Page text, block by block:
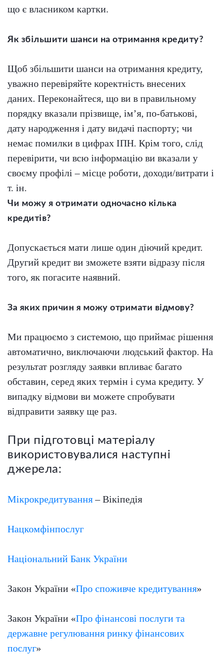
що є власником картки.
Як збільшити шанси на отримання кредиту?
Щоб збільшити шанси на отримання кредиту,
уважно перевіряйте коректність внесених
даних. Переконайтеся, що ви в правильному
порядку вказали прізвище, ім’я, по-батькові,
дату народження і дату видачі паспорту; чи
немає помилки в цифрах ІПН. Крім того, слід
перевірити, чи всю інформацію ви вказали у
своєму профілі – місце роботи, доходи/витрати і
т. ін.
Чи можу я отримати одночасно кілька
кредитів?
Допускається мати лише один діючий кредит.
Другий кредит ви зможете взяти відразу після
того, як погасите наявний.
За яких причин я можу отримати відмову?
Ми працюємо з системою, що приймає рішення
автоматично, виключаючи людський фактор. На
результат розгляду заявки впливає багато
обставин, серед яких термін і сума кредиту. У
випадку відмови ви можете спробувати
відправити заявку ще раз.
При підготовці матеріалу
використовувалися наступні
джерела:
Мікрокредитування– Вікіпедія
Нацкомфінпослуг
Національний Банк України
Закон України «Про споживче кредитування»
Закон України «Про фінансові послуги та
державне регулювання ринку фінансових
послуг»